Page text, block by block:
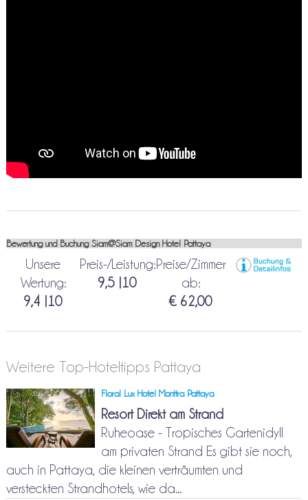
Bewertung und Buchung Siam@Siam Design Hotel Pattaya
Unsere
Wertung:
9,4 |10
Preis-/Leistung:
9,5 |10
Preise/Zimmer
ab:
€ 62,00
Weitere Top-Hoteltipps Pattaya
Floral Lux Hotel Monttra Pattaya
Resort Direkt am Strand
Ruheoase - Tropisches Gartenidyll
am privaten Strand Es gibt sie noch,
auch in Pattaya, die kleinen verträumten und
versteckten Strandhotels, wie da...